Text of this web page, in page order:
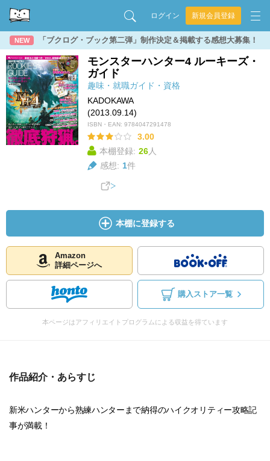
ログイン 新規会員登録
NEW 「ブクログ・ブック第二弾」制作決定＆掲載する感想大募集！
モンスターハンター4 ルーキーズ・
ガイド
趣味・就職ガイド・資格
KADOKAWA
(2013.09.14)
ISBN・EAN: 9784047291478
3.00
本棚登録: 26人
感想: 1件
本棚に登録する
Amazon
詳細ページへ
購入ストア一覧
本ページはアフィリエイトプログラムによる収益を得ています
作品紹介・あらすじ
新米ハンターから熟練ハンターまで納得のハイクオリティー攻略記
事が満載！